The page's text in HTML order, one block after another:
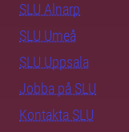
SLU Alnarp
SLU Umeå
SLU Uppsala
Jobba på SLU
Kontakta SLU